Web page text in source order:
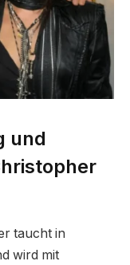
und
taucht in
wird mit